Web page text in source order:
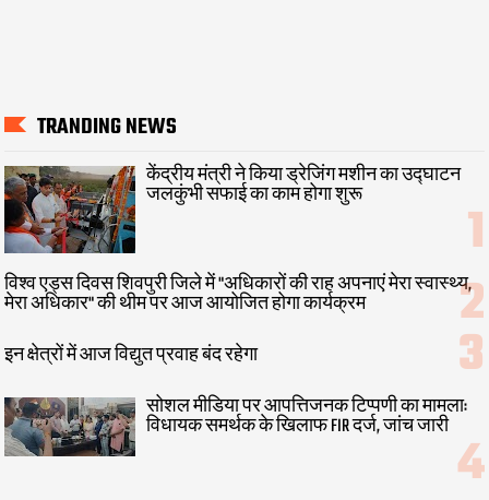
TRANDING NEWS
केंद्रीय मंत्री ने किया ड्रेजिंग मशीन का उद्घाटन
जलकुंभी सफाई का काम होगा शुरू
विश्व एड्स दिवस शिवपुरी जिले में "अधिकारों की राह अपनाएं मेरा स्वास्थ्य,
मेरा अधिकार" की थीम पर आज आयोजित होगा कार्यक्रम
इन क्षेत्रों में आज विद्युत प्रवाह बंद रहेगा
सोशल मीडिया पर आपत्तिजनक टिप्पणी का मामला:
विधायक समर्थक के खिलाफ FIR दर्ज, जांच जारी